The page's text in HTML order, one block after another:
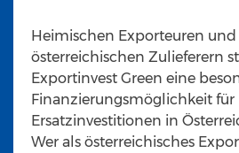
Heimischen Exporteuren und
österreichischen Zulieferern
Exportinvest Green eine
Finanzierungsmöglichkeit für
Ersatzinvestitionen in
Wer als österreichisches